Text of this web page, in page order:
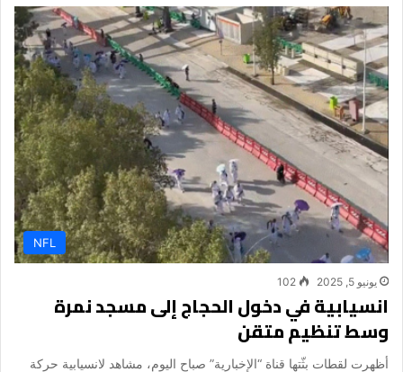
NFL
يونيو 5, 2025 102
انسيابية في دخول الحجاج إلى مسجد نمرة
وسط تنظيم متقن
أظهرت لقطات بثّتها قناة “الإخبارية” صباح اليوم، مشاهد لانسيابية حركة